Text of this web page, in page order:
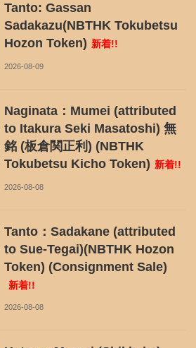
Tanto: Gassan
Sadakazu(NBTHK Tokubetsu
Hozon Token) 新着!!
2026-08-09
Naginata：Mumei (attributed
to Itakura Seki Masatoshi) 無
銘 (板倉関正利) (NBTHK
Tokubetsu Kicho Token) 新着!!
2026-08-08
Tanto：Sadakane (attributed
to Sue-Tegai)(NBTHK Hozon
Token) (Consignment Sale)
新着!!
2026-08-08